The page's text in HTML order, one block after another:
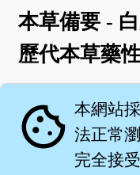
本草備要 -
歷代本草藥
English version
cookie 本網站
法正常
完全接